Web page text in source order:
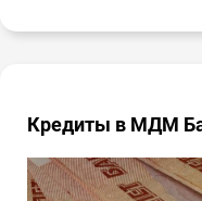
Кредиты в МДМ